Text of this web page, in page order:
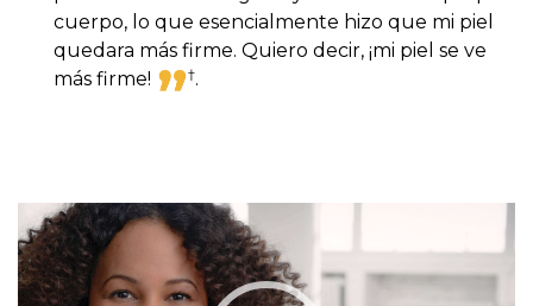
cuerpo, lo que esencialmente hizo que mi piel
quedara más firme. Quiero decir, ¡mi piel se ve
más firme! †.